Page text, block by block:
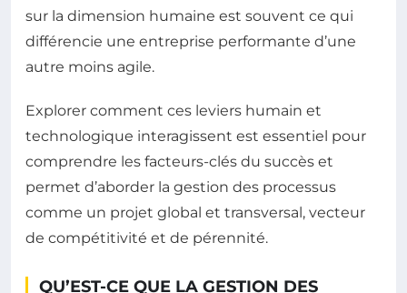
sur la dimension humaine est souvent ce qui
différencie une entreprise performante d’une
autre moins agile.
Explorer comment ces leviers humain et
technologique interagissent est essentiel pour
comprendre les facteurs-clés du succès et
permet d’aborder la gestion des processus
comme un projet global et transversal, vecteur
de compétitivité et de pérennité.
QU’EST-CE QUE LA GESTION DES